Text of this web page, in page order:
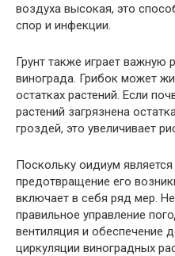
воздуха высокая, это
спор и инфекции.
Грунт также играет важную
винограда. Грибок может
остатках растений. Если
растений загрязнена
гроздей, это увеличивает
Поскольку оидиум
предотвращение его
включает в себя ряд мер.
правильное управление
вентиляция и обеспечение
циркуляции виноградных